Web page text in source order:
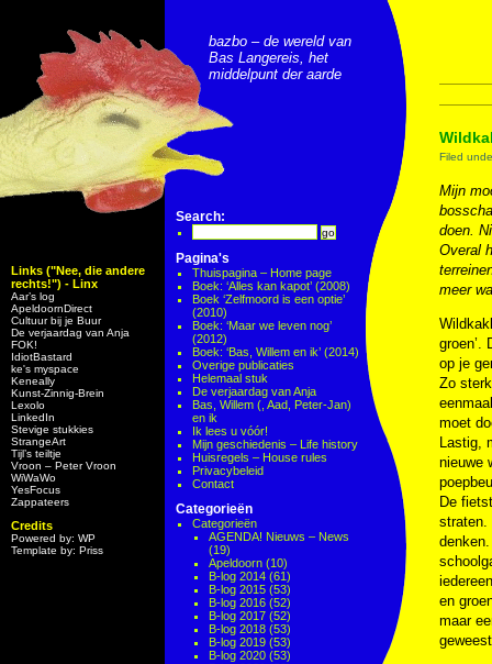
Links ("Nee, die andere
rechts!") - Linx
Aar’s log
ApeldoornDirect
Cultuur bij je Buur
De verjaardag van Anja
FOK!
IdiotBastard
ke's myspace
Keneally
Kunst-Zinnig-Brein
Lexolo
LinkedIn
Stevige stukkies
StrangeArt
Tijl’s teiltje
Vroon – Peter Vroon
WiWaWo
YesFocus
Zappateers
Credits
Powered by: WP
Template by: Priss
bazbo – de wereld van
Bas Langereis, het
middelpunt der aarde
Search:
Pagina's
Thuispagina – Home page
Boek: ‘Alles kan kapot’ (2008)
Boek ‘Zelfmoord is een optie’
(2010)
Boek: ‘Maar we leven nog’
(2012)
Boek: ‘Bas, Willem en ik’ (2014)
Overige publicaties
Helemaal stuk
De verjaardag van Anja
Bas, Willem (, Aad, Peter-Jan)
en ik
Ik lees u vóór!
Mijn geschiedenis – Life history
Huisregels – House rules
Privacybeleid
Contact
Categorieën
Categorieën
AGENDA! Nieuws – News
(19)
Apeldoorn (10)
B-log 2014 (61)
B-log 2015 (53)
B-log 2016 (52)
B-log 2017 (52)
B-log 2018 (53)
B-log 2019 (53)
B-log 2020 (53)
Filed
Mijn
doen.
Overal
meer
groen’.
op je
Zo
moet
Lastig,
nieuwe
De
straten.
en
maar